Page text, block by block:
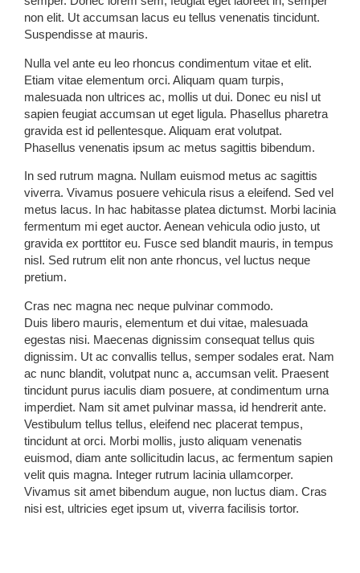
non elit. Ut accumsan lacus eu tellus venenatis tincidunt.
Suspendisse at mauris.
Nulla vel ante eu leo rhoncus condimentum vitae et elit.
Etiam vitae elementum orci. Aliquam quam turpis,
malesuada non ultrices ac, mollis ut dui. Donec eu nisl ut
sapien feugiat accumsan ut eget ligula. Phasellus pharetra
gravida est id pellentesque. Aliquam erat volutpat.
Phasellus venenatis ipsum ac metus sagittis bibendum.
In sed rutrum magna. Nullam euismod metus ac sagittis
viverra. Vivamus posuere vehicula risus a eleifend. Sed vel
metus lacus. In hac habitasse platea dictumst. Morbi lacinia
fermentum mi eget auctor. Aenean vehicula odio justo, ut
gravida ex porttitor eu. Fusce sed blandit mauris, in tempus
nisl. Sed rutrum elit non ante rhoncus, vel luctus neque
pretium.
Cras nec magna nec neque pulvinar commodo.
Duis libero mauris, elementum et dui vitae, malesuada
egestas nisi. Maecenas dignissim consequat tellus quis
dignissim. Ut ac convallis tellus, semper sodales erat. Nam
ac nunc blandit, volutpat nunc a, accumsan velit. Praesent
tincidunt purus iaculis diam posuere, at condimentum urna
imperdiet. Nam sit amet pulvinar massa, id hendrerit ante.
Vestibulum tellus tellus, eleifend nec placerat tempus,
tincidunt at orci. Morbi mollis, justo aliquam venenatis
euismod, diam ante sollicitudin lacus, ac fermentum sapien
velit quis magna. Integer rutrum lacinia ullamcorper.
Vivamus sit amet bibendum augue, non luctus diam. Cras
nisi est, ultricies eget ipsum ut, viverra facilisis tortor.